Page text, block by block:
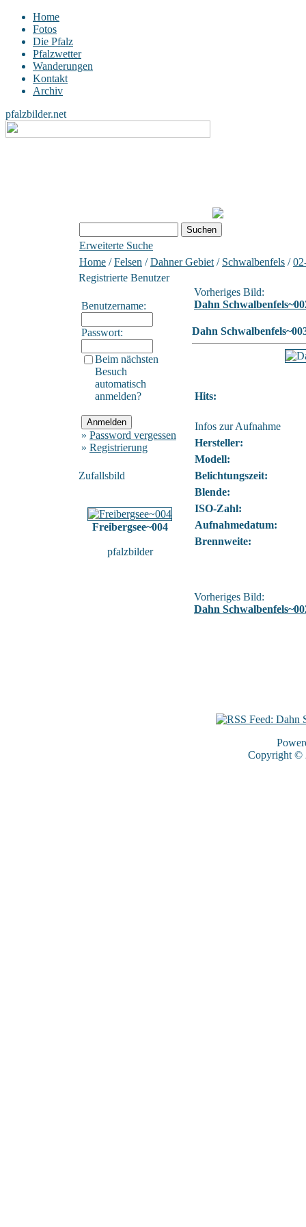
Home
Fotos
Die Pfalz
Pfalzwetter
Wanderungen
Kontakt
Archiv
pfalzbilder.net
Erweiterte Suche
Home /Felsen /Dahner Gebiet / Schwalbenfels /
Registrierte Benutzer
Benutzername:
Passwort:
Beim nächsten
Besuch
automatisch
anmelden?
» Password vergessen
» Registrierung
Zufallsbild
Freibergsee~004
pfalzbilder
Vorheriges Bild:
Dahn
Dahn
Hits:
Infos zur Aufnahme
Hersteller:
Modell:
Belichtungszeit:
Blende:
ISO-Zahl:
Aufnahmedatum:
Brennweite:
Vorheriges Bild:
Dahn
Copyright ©